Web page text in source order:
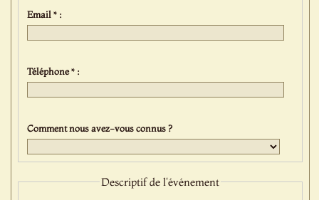
Email * :
Téléphone * :
Comment nous avez-vous connus ?
Descriptif de l'événement